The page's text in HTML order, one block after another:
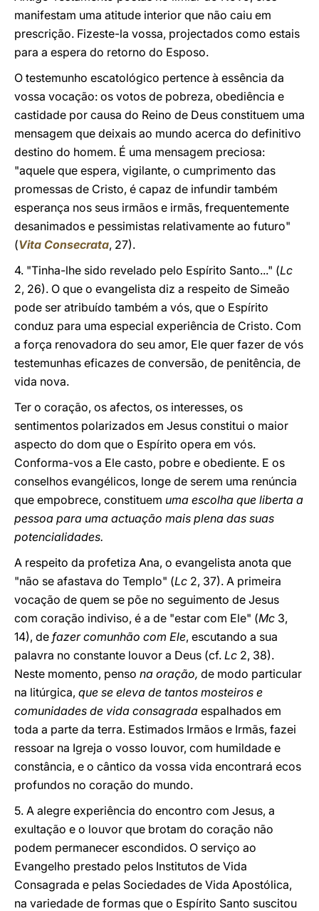
manifestam uma atitude interior que não caiu em
prescrição. Fizeste-la vossa, projectados como estais
para a espera do retorno do Esposo.
O testemunho escatológico pertence à essência da
vossa vocação: os votos de pobreza, obediência e
castidade por causa do Reino de Deus constituem uma
mensagem que deixais ao mundo acerca do definitivo
destino do homem. É uma mensagem preciosa:
"aquele que espera, vigilante, o cumprimento das
promessas de Cristo, é capaz de infundir também
esperança nos seus irmãos e irmãs, frequentemente
desanimados e pessimistas relativamente ao futuro"
(Vita Consecrata, 27).
4. "Tinha-lhe sido revelado pelo Espírito Santo..." (Lc
2, 26). O que o evangelista diz a respeito de Simeão
pode ser atribuído também a vós, que o Espírito
conduz para uma especial experiência de Cristo. Com
a força renovadora do seu amor, Ele quer fazer de vós
testemunhas eficazes de conversão, de penitência, de
vida nova.
Ter o coração, os afectos, os interesses, os
sentimentos polarizados em Jesus constitui o maior
aspecto do dom que o Espírito opera em vós.
Conforma-vos a Ele casto, pobre e obediente. E os
conselhos evangélicos, longe de serem uma renúncia
que empobrece, constituem uma escolha que liberta a
pessoa para uma actuação mais plena das suas
potencialidades.
A respeito da profetiza Ana, o evangelista anota que
"não se afastava do Templo" (Lc 2, 37). A primeira
vocação de quem se põe no seguimento de Jesus
com coração indiviso, é a de "estar com Ele" (Mc 3,
14), de fazer comunhão com Ele, escutando a sua
palavra no constante louvor a Deus (cf. Lc 2, 38).
Neste momento, penso na oração, de modo particular
na litúrgica, que se eleva de tantos mosteiros e
comunidades de vida consagrada espalhados em
toda a parte da terra. Estimados Irmãos e Irmãs, fazei
ressoar na Igreja o vosso louvor, com humildade e
constância, e o cântico da vossa vida encontrará ecos
profundos no coração do mundo.
5. A alegre experiência do encontro com Jesus, a
exultação e o louvor que brotam do coração não
podem permanecer escondidos. O serviço ao
Evangelho prestado pelos Institutos de Vida
Consagrada e pelas Sociedades de Vida Apostólica,
na variedade de formas que o Espírito Santo suscitou